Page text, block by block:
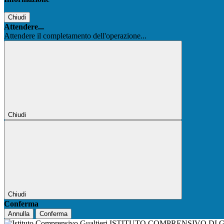
Chiudi
Attendere...
Attendere il completamento dell'operazione...
Chiudi
Chiudi
Conferma
Annulla Conferma